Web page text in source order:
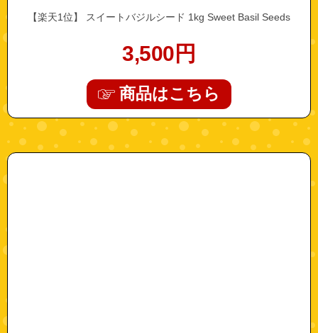
【楽天1位】 スイートバジルシード 1kg Sweet Basil Seeds
3,500 円
商品はこちら
"10000067"